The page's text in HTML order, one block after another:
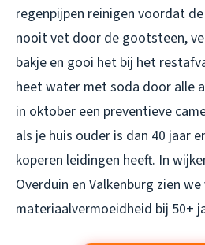
regenpijpen reinigen voordat
nooit vet door de gootsteen,
bakje en gooi het bij het
heet water met soda door alle
in oktober een preventieve
als je huis ouder is dan 40 jaar
koperen leidingen heeft. In
Overduin en Valkenburg zien we
materiaalvermoeidheid bij 50+